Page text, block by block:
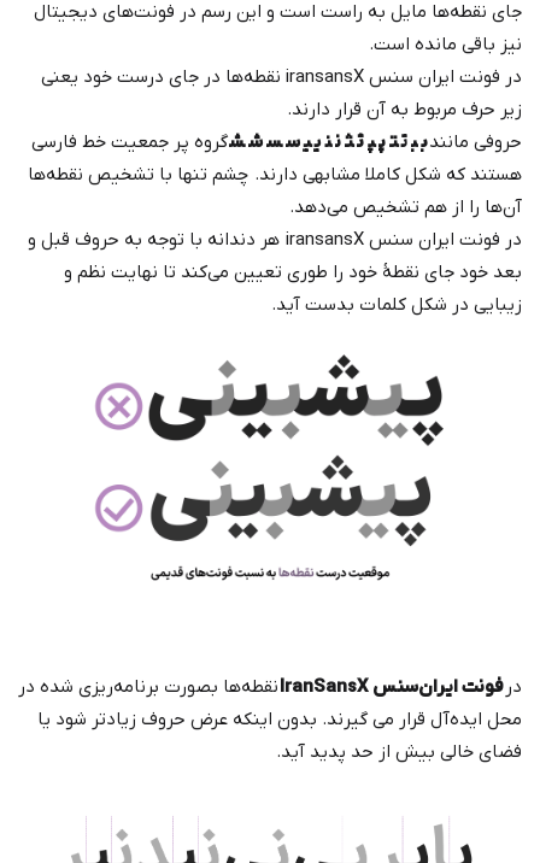
جای نقطه‌ها مایل به راست است و این رسم در فونت‌های دیجیتال
نیز باقی مانده است.
در فونت ایران سنس iransansX نقطه‌ها در جای درست خود یعنی
زیر حرف مربوط به آن قرار دارند.
حروفی مانندب‍ ‍ب‍ ت‍ ‍ت‍ پ‍ ‍پ‍ ث‍ ‍ث‍ ن‍ ‍ن‍ ی‍ ‍ی‍ س‍ ‍س‍ ش‍ ‍ش‍گروه پر جمعیت خط فارسی
هستند که شکل کاملا مشابهی دارند. چشم تنها با تشخیص نقطه‌ها
آن‌ها را از هم تشخیص می‌دهد.
در فونت ایران سنس iransansX هر دندانه با توجه به حروف قبل و
بعد خود جای نقطهٔ خود را طوری تعیین می‌کند تا نهایت نظم و
زیبایی در شکل کلمات بدست آید.
در فونت ایران‌سنس IranSansX
نقطه‌ها بصورت برنامه‌ریزی شده در
محل ایده‌آل قرار می گیرند. بدون اینکه عرض حروف زیادتر شود یا
فضای خالی بیش از حد پدید آید.